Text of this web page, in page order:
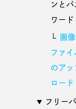
ンとパ
ワード
画像
ファイ
のアッ
ロード
フリー